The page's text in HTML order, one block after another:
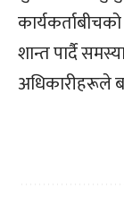
शान्त पार्दै
अधिकारीहरूले